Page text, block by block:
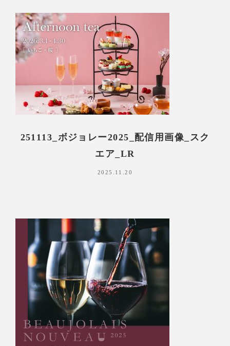
251113_ボジョレー2025_配信用画像_スク
エア_LR
2025.11.20